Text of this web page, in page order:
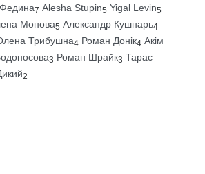
7 Alesha Stupin5 Yigal Levin5
Монова5 Александр Кушнарь4
Трибушна4 Роман Донік4 Акім
3 Роман Шрайк3 Тарас
2